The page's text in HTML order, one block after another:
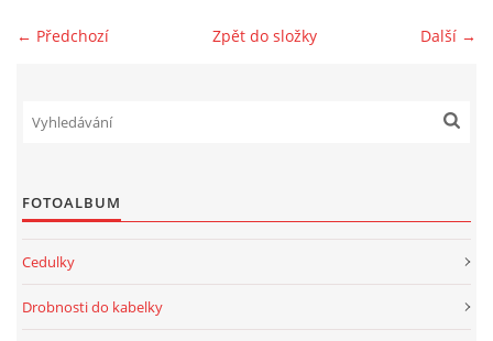
← Předchozí Další →
Zpět do složky
FOTOALBUM
Cedulky
Drobnosti do kabelky